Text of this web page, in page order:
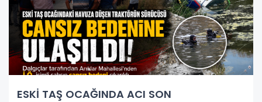
ESKİ TAŞ OCAĞINDA ACI SON